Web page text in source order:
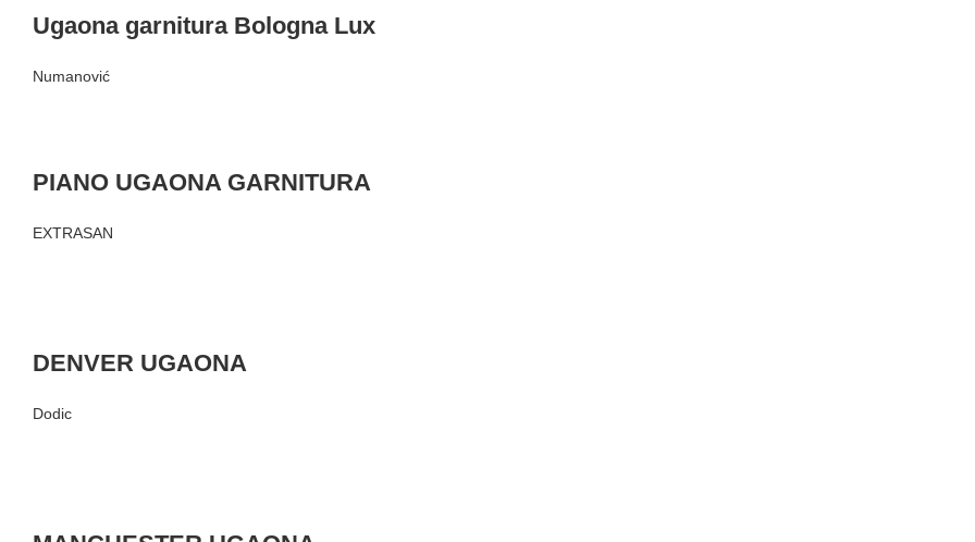
Ugaona garnitura Bologna Lux
Numanović
PIANO UGAONA GARNITURA
EXTRASAN
DENVER UGAONA
Dodic